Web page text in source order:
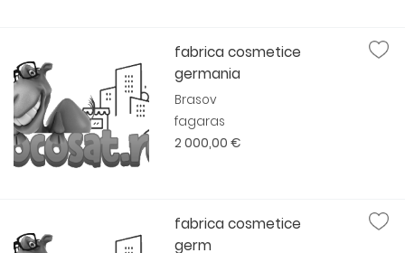
fabrica cosmetice
germania
Brasov
fagaras
2 000,00 €
fabrica cosmetice
germ